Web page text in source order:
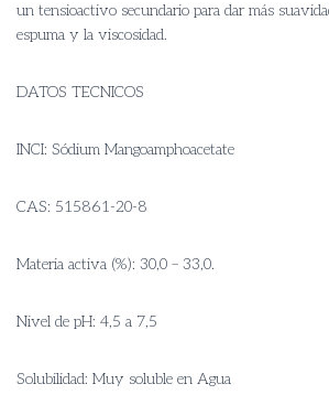
un tensioactivo secundario para dar más
espuma y la viscosidad.
DATOS TECNICOS
INCI: Sódium Mangoamphoacetate
CAS: 515861-20-8
Materia activa (%): 30,0 – 33,0.
Nivel de pH: 4,5 a 7,5
Solubilidad: Muy soluble en Agua